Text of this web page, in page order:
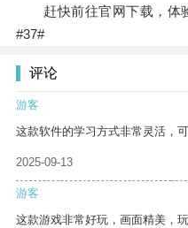
赶快前往官网下载，体验
#37#
评论
游客
这款软件的学习方式非常灵活，
2025-09-13
游客
这款游戏非常好玩，画面精美，玩